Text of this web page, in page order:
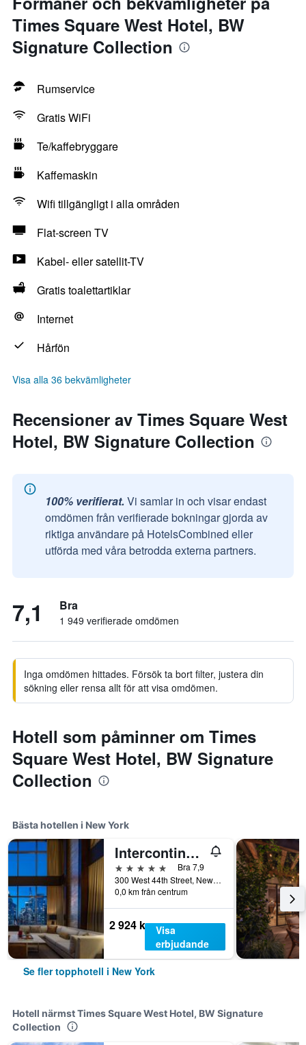
Times Square West Hotel, BW
Signature Collection
Rumservice
Gratis WiFi
Te/kaffebryggare
Kaffemaskin
Wifi tillgängligt i alla områden
Flat-screen TV
Kabel- eller satellit-TV
Gratis toalettartiklar
Internet
Hårfön
Visa alla 36 bekvämligheter
Recensioner av Times Square West
Hotel, BW Signature Collection
100% verifierat. Vi samlar in och visar endast
omdömen från verifierade bokningar gjorda av
riktiga användare på HotelsCombined eller
utförda med våra betrodda externa partners.
7,1 Bra
1 949 verifierade omdömen
Inga omdömen hittades. Försök ta bort filter, justera din
sökning eller rensa allt för att visa omdömen.
Hotell som påminner om Times
Square West Hotel, BW Signature
Collection
Bästa hotellen i New York
Intercontinental Hotels New York Times Square By IHG
5 stjärnor
Bra 7,9
300 West 44th Street, New York, NY, USA
0,0 km från centrum
2 924 kr Visa
erbjudande
Se fler topphotell i New York
Hotell närmst Times Square West Hotel, BW Signature
Collection